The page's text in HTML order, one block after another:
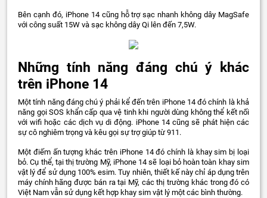
Bên cạnh đó, iPhone 14 cũng hỗ trợ sạc nhanh không dây MagSafe
với công suất 15W và sạc không dây Qi lên đến 7,5W.
Những tính năng đáng chú ý khác
trên iPhone 14
Một tính năng đáng chú ý phải kể đến trên iPhone 14 đó chính là khả
năng gọi SOS khẩn cấp qua vệ tinh khi người dùng không thể kết nối
với wifi hoặc các dịch vụ di động. iPhone 14 cũng sẽ phát hiện các
sự cô nghiêm trọng và kêu gọi sự trợ giúp từ 911.
Một điếm ấn tượng khác trên iPhone 14 đó chính là khay sim bị loại
bỏ. Cụ thể, tại thị trường Mỹ, iPhone 14 sẽ loại bỏ hoàn toàn khay sim
vật lý để sử dụng 100% esim. Tuy nhiên, thiết kế này chỉ áp dụng trên
máy chính hãng được bán ra tại Mỹ, các thị trường khác trong đó có
Việt Nam vẫn sử dụng kết hợp khay sim vật lý một các bình thường.